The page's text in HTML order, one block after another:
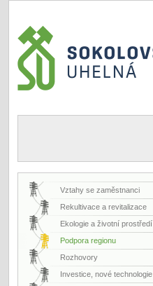
Vztahy se zaměstnanci
Rekultivace a revitalizace
Ekologie a životní prostředí
Podpora regionu
Rozhovory
Investice, nové technologie